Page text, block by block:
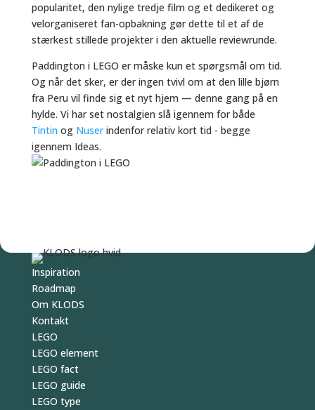
popularitet, den nylige tredje film og et dedikeret og
velorganiseret fan-opbakning gør dette til et af de
stærkest stillede projekter i den aktuelle reviewrunde.
Paddington i LEGO er måske kun et spørgsmål om tid.
Og når det sker, er der ingen tvivl om at den lille bjørn
fra Peru vil finde sig et nyt hjem — denne gang på en
hylde. Vi har set nostalgien slå igennem for både
Tintin og Nuserindenfor relativ kort tid - begge
igennem Ideas.
Inspiration
Roadmap
Om KLODS
Kontakt
LEGO
LEGO element
LEGO fact
LEGO guide
LEGO type